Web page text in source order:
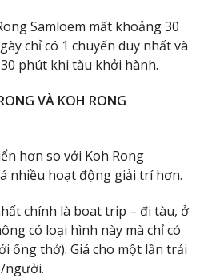
Samloem mất khoảng 30
chỉ có 1 chuyến duy nhất và
phút khi tàu khởi hành.
VÀ KOH RONG
hơn so với Koh Rong
nhiều hoạt động giải trí hơn.
chính là boat trip – đi tàu, ở
có loại hình này mà chỉ có
ống thở). Giá cho một lần trải
người.